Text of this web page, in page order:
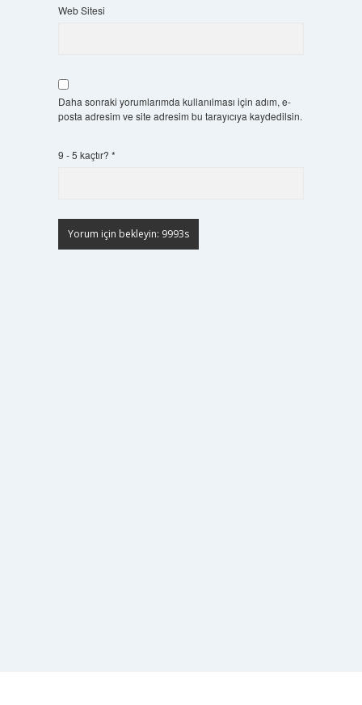
Web Sitesi
Daha sonraki yorumlarımda kullanılması için adım, e-
posta adresim ve site adresim bu tarayıcıya kaydedilsin.
9 - 5 kaçtır? *